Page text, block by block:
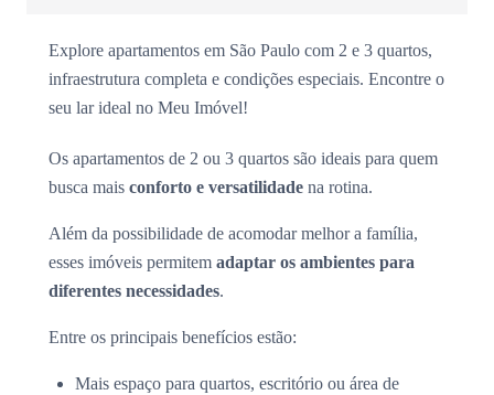
Explore apartamentos em São Paulo com 2 e 3 quartos,
infraestrutura completa e condições especiais. Encontre o
seu lar ideal no Meu Imóvel!
Os apartamentos de 2 ou 3 quartos são ideais para quem
busca mais conforto e versatilidade na rotina.
Além da possibilidade de acomodar melhor a família,
esses imóveis permitem adaptar os ambientes para
diferentes necessidades.
Entre os principais benefícios estão:
Mais espaço para quartos, escritório ou área de